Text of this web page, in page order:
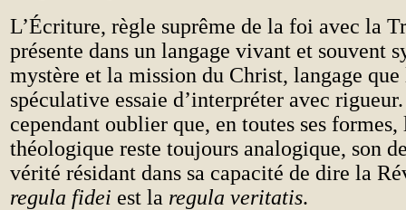
L’Écriture, règle suprême de la foi avec la
présente dans un langage vivant et souvent
mystère et la mission du Christ, langage
spéculative essaie d’interpréter avec
cependant oublier que, en toutes ses formes,
théologique reste toujours analogique, son
vérité résidant dans sa capacité de dire la
regula fidei est la regula veritatis.